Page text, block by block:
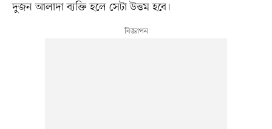
দুজন আলাদা ব্যক্তি হলে সেটা উত্তম হবে।